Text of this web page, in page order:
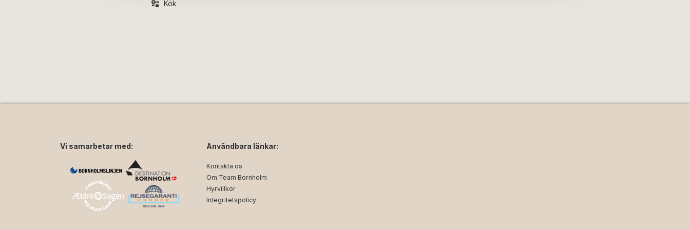
Kök
Vi samarbetar med: Användbara länkar:
Kontakta os
Om Team Bornholm
Hyrvillkor
Integritetspolicy